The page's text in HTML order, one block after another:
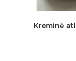
Kreminė